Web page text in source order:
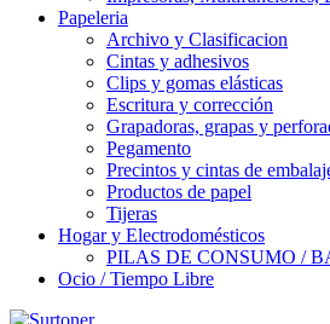
Papeleria
Archivo y Clasificacion
Cintas y adhesivos
Clips y gomas elásticas
Escritura y corrección
Grapadoras, grapas y
Pegamento
Precintos y cintas de
Productos de papel
Tijeras
Hogar y Electrodomésticos
PILAS DE CONSUMO /
Ocio / Tiempo Libre